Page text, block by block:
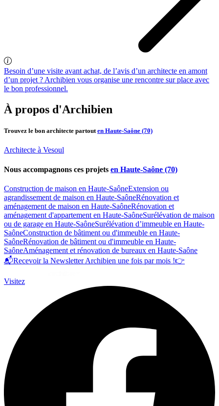
Besoin d’une visite avant achat, de l’avis d’un architecte en amont
d’un projet ? Archibien vous organise une rencontre sur place avec
le bon professionnel.
À propos d'Archibien
Trouvez le bon architecte partouten Haute-Saône (70)
Architecte à Vesoul
Nous accompagnons ces projets en Haute-Saône (70)
Construction de maison en Haute-SaôneExtension ou
agrandissement de maison en Haute-SaôneRénovation et
aménagement de maison en Haute-SaôneRénovation et
aménagement d'appartement en Haute-SaôneSurélévation de maison
ou de garage en Haute-SaôneSurélévation d’immeuble en Haute-
SaôneConstruction de bâtiment ou d'immeuble en Haute-
SaôneRénovation de bâtiment ou d'immeuble en Haute-
SaôneAménagement et rénovation de bureaux en Haute-Saône
📬Recevoir la Newsletter Archibien une fois par mois !👉
Visitez